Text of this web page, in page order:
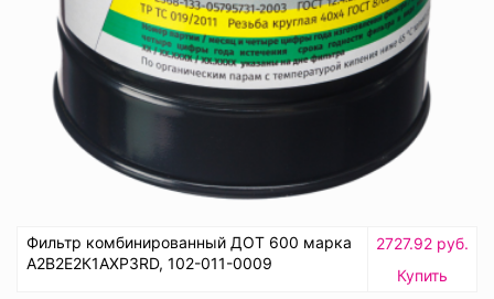
Фильтр комбинированный ДОТ 600 марка
А2В2Е2К1АХР3RD, 102-011-0009
2727.92 руб.
Купить